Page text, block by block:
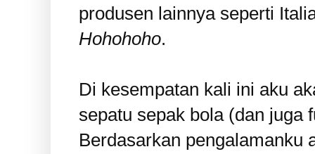
produsen lainnya seperti
Hohohoho.
Di kesempatan kali ini aku
sepatu sepak bola (dan juga
Berdasarkan pengalamanku